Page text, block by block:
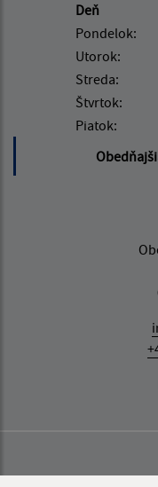
Deň
Pondelok:
Utorok:
Streda:
Štvrtok:
Piatok: